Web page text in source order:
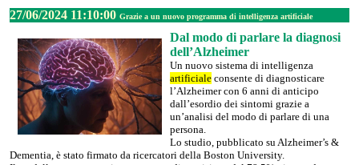
27/06/2024 11:10:00 Grazie a un nuovo programma di intelligenza artificiale
Dal modo di parlare la diagnosi
dell’Alzheimer
Un nuovo sistema di intelligenza
artificiale consente di diagnosticare
l’Alzheimer con 6 anni di anticipo
dall’esordio dei sintomi grazie a
un’analisi del modo di parlare di una
persona.
Lo studio, pubblicato su Alzheimer’s &
Dementia, è stato firmato da ricercatori della Boston University.